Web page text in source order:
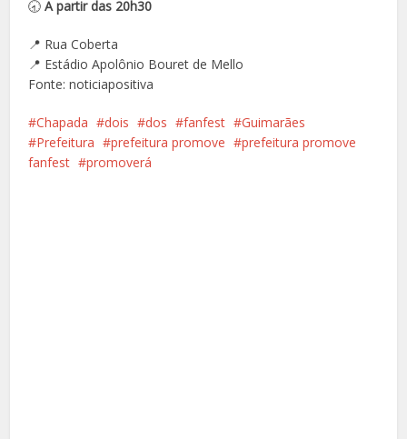
🕣A partir das 20h30
📍 Rua Coberta
📍 Estádio Apolônio Bouret de Mello
Fonte: noticiapositiva
Chapada dois dos fanfest
Guimarães
Prefeitura
prefeitura promove
prefeitura promove
fanfest
promoverá